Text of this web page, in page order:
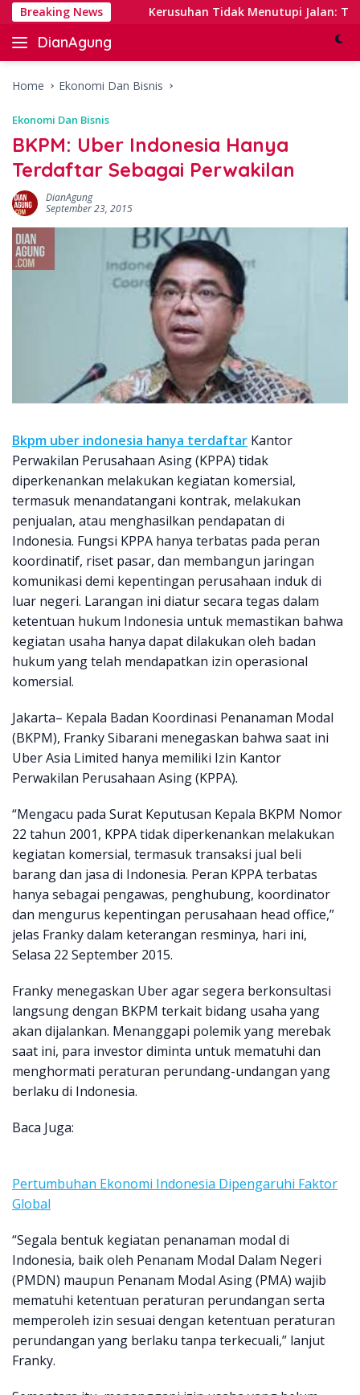
Skip
content
Breaking News
Banking Kerusuhan Tidak Menutupi Jalan: Tips
DianAgung
Blog
&
Insights
Home Ekonomi Dan Bisnis
Ekonomi Dan Bisnis
BKPM: Uber Indonesia Hanya
Terdaftar Sebagai Perwakilan
DianAgung
September 23, 2015
Bkpm uber indonesia hanya terdaftar Kantor
Perwakilan Perusahaan Asing (KPPA) tidak
diperkenankan melakukan kegiatan komersial,
termasuk menandatangani kontrak, melakukan
penjualan, atau menghasilkan pendapatan di
Indonesia. Fungsi KPPA hanya terbatas pada peran
koordinatif, riset pasar, dan membangun jaringan
komunikasi demi kepentingan perusahaan induk di
luar negeri. Larangan ini diatur secara tegas dalam
ketentuan hukum Indonesia untuk memastikan bahwa
kegiatan usaha hanya dapat dilakukan oleh badan
hukum yang telah mendapatkan izin operasional
komersial.
Jakarta– Kepala Badan Koordinasi Penanaman Modal
(BKPM), Franky Sibarani menegaskan bahwa saat ini
Uber Asia Limited hanya memiliki Izin Kantor
Perwakilan Perusahaan Asing (KPPA).
“Mengacu pada Surat Keputusan Kepala BKPM Nomor
22 tahun 2001, KPPA tidak diperkenankan melakukan
kegiatan komersial, termasuk transaksi jual beli
barang dan jasa di Indonesia. Peran KPPA terbatas
hanya sebagai pengawas, penghubung, koordinator
dan mengurus kepentingan perusahaan head office,”
jelas Franky dalam keterangan resminya, hari ini,
Selasa 22 September 2015.
Franky menegaskan Uber agar segera berkonsultasi
langsung dengan BKPM terkait bidang usaha yang
akan dijalankan. Menanggapi polemik yang merebak
saat ini, para investor diminta untuk mematuhi dan
menghormati peraturan perundang-undangan yang
berlaku di Indonesia.
Baca Juga:
Pertumbuhan Ekonomi Indonesia Dipengaruhi Faktor
Global
“Segala bentuk kegiatan penanaman modal di
Indonesia, baik oleh Penanam Modal Dalam Negeri
(PMDN) maupun Penanam Modal Asing (PMA) wajib
mematuhi ketentuan peraturan perundangan serta
memperoleh izin sesuai dengan ketentuan peraturan
perundangan yang berlaku tanpa terkecuali,” lanjut
Franky.